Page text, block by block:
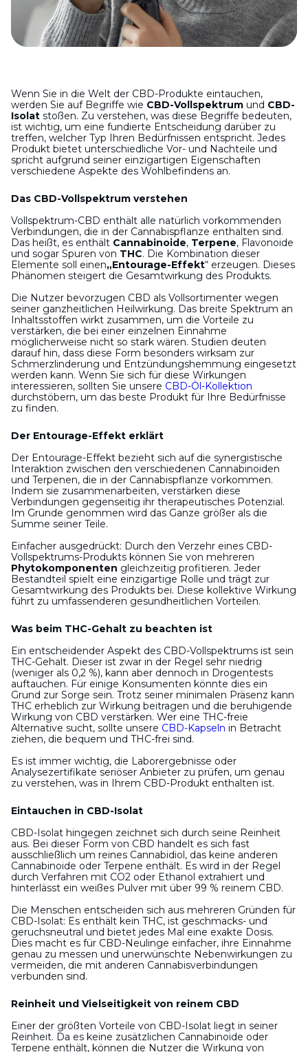
Wenn Sie in die Welt der CBD-Produkte eintauchen,
werden Sie auf Begriffe wie CBD-Vollspektrum und CBD-
Isolat stoßen. Zu verstehen, was diese Begriffe bedeuten,
ist wichtig, um eine fundierte Entscheidung darüber zu
treffen, welcher Typ Ihren Bedürfnissen entspricht. Jedes
Produkt bietet unterschiedliche Vor- und Nachteile und
spricht aufgrund seiner einzigartigen Eigenschaften
verschiedene Aspekte des Wohlbefindens an.
Das CBD-Vollspektrum verstehen
Vollspektrum-CBD enthält alle natürlich vorkommenden
Verbindungen, die in der Cannabispflanze enthalten sind.
Das heißt, es enthält Cannabinoide, Terpene, Flavonoide
und sogar Spuren von THC. Die Kombination dieser
Elemente soll einen„Entourage-Effekt“ erzeugen. Dieses
Phänomen steigert die Gesamtwirkung des Produkts.
Die Nutzer bevorzugen CBD als Vollsortimenter wegen
seiner ganzheitlichen Heilwirkung. Das breite Spektrum an
Inhaltsstoffen wirkt zusammen, um die Vorteile zu
verstärken, die bei einer einzelnen Einnahme
möglicherweise nicht so stark wären. Studien deuten
darauf hin, dass diese Form besonders wirksam zur
Schmerzlinderung und Entzündungshemmung eingesetzt
werden kann. Wenn Sie sich für diese Wirkungen
interessieren, sollten Sie unsere CBD-Öl-Kollektion
durchstöbern, um das beste Produkt für Ihre Bedürfnisse
zu finden.
Der Entourage-Effekt erklärt
Der Entourage-Effekt bezieht sich auf die synergistische
Interaktion zwischen den verschiedenen Cannabinoiden
und Terpenen, die in der Cannabispflanze vorkommen.
Indem sie zusammenarbeiten, verstärken diese
Verbindungen gegenseitig ihr therapeutisches Potenzial.
Im Grunde genommen wird das Ganze größer als die
Summe seiner Teile.
Einfacher ausgedrückt: Durch den Verzehr eines CBD-
Vollspektrums-Produkts können Sie von mehreren
Phytokomponenten gleichzeitig profitieren. Jeder
Bestandteil spielt eine einzigartige Rolle und trägt zur
Gesamtwirkung des Produkts bei. Diese kollektive Wirkung
führt zu umfassenderen gesundheitlichen Vorteilen.
Was beim THC-Gehalt zu beachten ist
Ein entscheidender Aspekt des CBD-Vollspektrums ist sein
THC-Gehalt. Dieser ist zwar in der Regel sehr niedrig
(weniger als 0,2 %), kann aber dennoch in Drogentests
auftauchen. Für einige Konsumenten könnte dies ein
Grund zur Sorge sein. Trotz seiner minimalen Präsenz kann
THC erheblich zur Wirkung beitragen und die beruhigende
Wirkung von CBD verstärken. Wer eine THC-freie
Alternative sucht, sollte unsere CBD-Kapseln in Betracht
ziehen, die bequem und THC-frei sind.
Es ist immer wichtig, die Laborergebnisse oder
Analysezertifikate seriöser Anbieter zu prüfen, um genau
zu verstehen, was in Ihrem CBD-Produkt enthalten ist.
Eintauchen in CBD-Isolat
CBD-Isolat hingegen zeichnet sich durch seine Reinheit
aus. Bei dieser Form von CBD handelt es sich fast
ausschließlich um reines Cannabidiol, das keine anderen
Cannabinoide oder Terpene enthält. Es wird in der Regel
durch Verfahren mit CO2 oder Ethanol extrahiert und
hinterlässt ein weißes Pulver mit über 99 % reinem CBD.
Die Menschen entscheiden sich aus mehreren Gründen für
CBD-Isolat: Es enthält kein THC, ist geschmacks- und
geruchsneutral und bietet jedes Mal eine exakte Dosis.
Dies macht es für CBD-Neulinge einfacher, ihre Einnahme
genau zu messen und unerwünschte Nebenwirkungen zu
vermeiden, die mit anderen Cannabisverbindungen
verbunden sind.
Reinheit und Vielseitigkeit von reinem CBD
Einer der größten Vorteile von CBD-Isolat liegt in seiner
Reinheit. Da es keine zusätzlichen Cannabinoide oder
Terpene enthält, können die Nutzer die Wirkung von